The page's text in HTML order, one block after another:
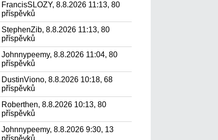
FrancisSLOZY, 8.8.2026 11:13, 80
příspěvků
StephenZib, 8.8.2026 11:13, 80
příspěvků
Johnnypeemy, 8.8.2026 11:04, 80
příspěvků
DustinViono, 8.8.2026 10:18, 68
příspěvků
Roberthen, 8.8.2026 10:13, 80
příspěvků
Johnnypeemy, 8.8.2026 9:30, 13
příspěvků